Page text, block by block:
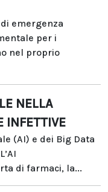
emergenza
per i
nel proprio
NELLA
INFETTIVE
(AI) e dei Big Data
di farmaci, la...